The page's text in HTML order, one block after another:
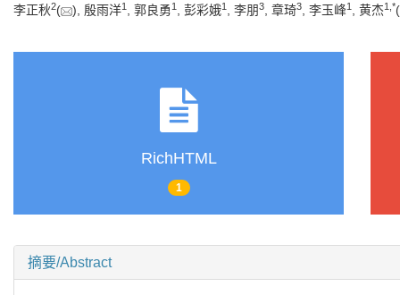
李正秋2( ), 殷雨洋1 , 郭良勇1 , 彭彩娥1 , 李朋3, 章琦3, 李玉峰1 , 黄杰1 *(
RichHTML
1
摘要/Abstract